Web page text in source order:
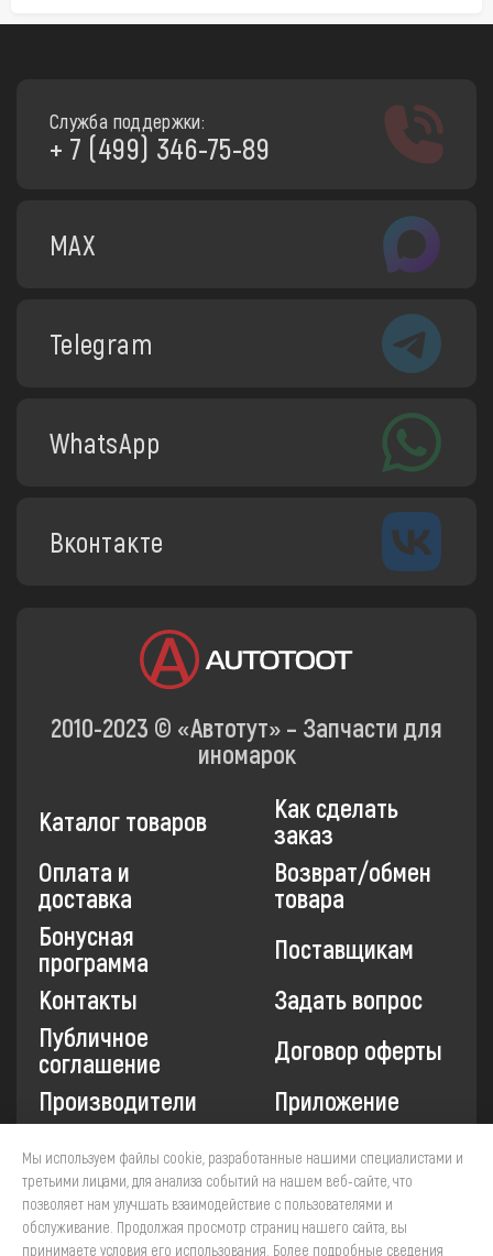
Служба поддержки:
+ 7 (499) 346-75-89
MAX
Telegram
WhatsApp
Вконтакте
2010-2023 © «Автотут» – Запчасти для
иномарок
Каталог товаров
Как сделать
заказ
Оплата и
доставка
Возврат/обмен
товара
Бонусная
программа
Поставщикам
Контакты
Задать вопрос
Публичное
соглашение
Договор оферты
Производители
Приложение
Все платежи на сайте защищены технологией 3-D
Secure. Прием платежей осуществляется через ПАО
«Сбербанк».
Мы используем файлы cookie, разработанные нашими специалистами и
третьими лицами, для анализа событий на нашем веб-сайте, что
позволяет нам улучшать взаимодействие с пользователями и
обслуживание. Продолжая просмотр страниц нашего сайта, вы
принимаете условия его использования. Более подробные сведения